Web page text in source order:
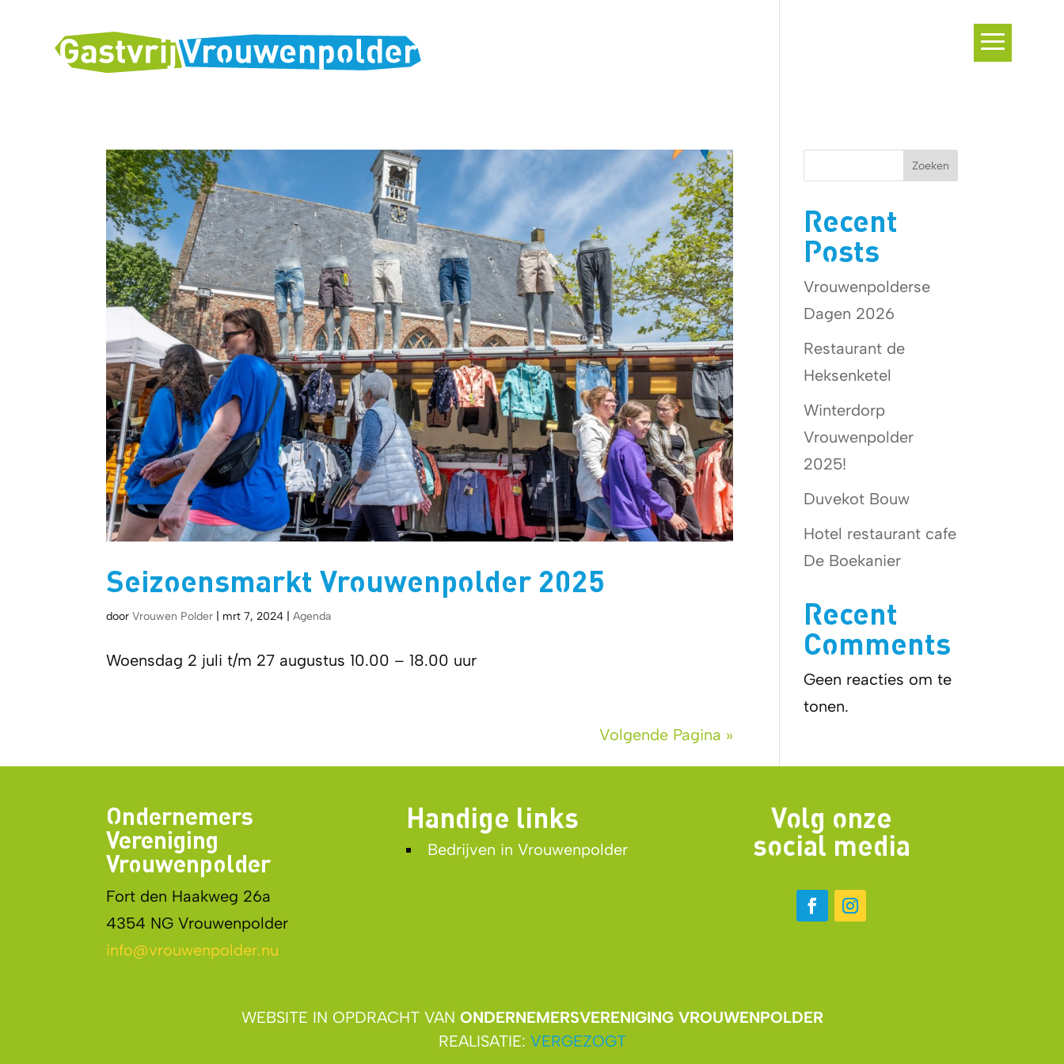
Seizoensmarkt Vrouwenpolder 2025
doorVrouwen Polder mrt 7, 2024 |Agenda
Woensdag 2 juli t/m 27 augustus 10.00 – 18.00 uur
Volgende Pagina »
Zoeken
Recent
Posts
Vrouwenpolderse
Dagen 2026
Restaurant de
Heksenketel
Winterdorp
Vrouwenpolder
2025!
Duvekot Bouw
Hotel restaurant cafe
De Boekanier
Recent
Comments
Geen reacties om te
tonen.
Ondernemers
Vereniging
Vrouwenpolder
Fort den Haakweg 26a
4354 NG Vrouwenpolder
info@vrouwenpolder.nu
Handige links
Bedrijven in Vrouwenpolder
Volg onze
social media
WEBSITE IN OPDRACHT VAN ONDERNEMERSVERENIGING VROUWENPOLDER
REALISATIE: VERGEZOGT